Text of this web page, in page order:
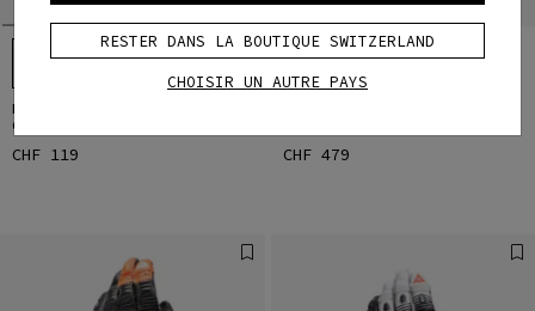
FOLGOR - GANTS MOTO ÉTÉ EN
CUIR
CHF 119 CHF 479
RESTER DANS LA BOUTIQUE SWITZERLAND
CHOISIR UN AUTRE PAYS